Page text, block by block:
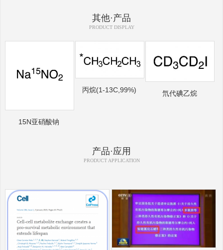
其他·产品
PRODUCT DISPLAY
15N亚硝酸钠
丙烷(1-13C,99%) 氘代碘乙烷
产品·应用
PRODUCT APPLICATION